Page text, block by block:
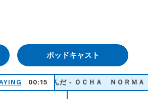
ポッドキャスト
00:15
んだ - ＯＣＨＡ ＮＯＲＭＡ